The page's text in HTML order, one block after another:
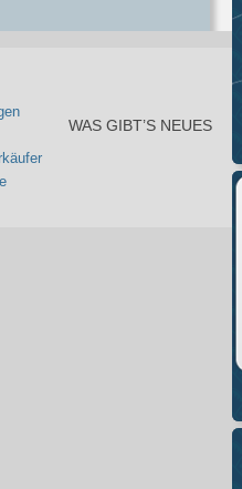
WAS GIBT’S NEUES